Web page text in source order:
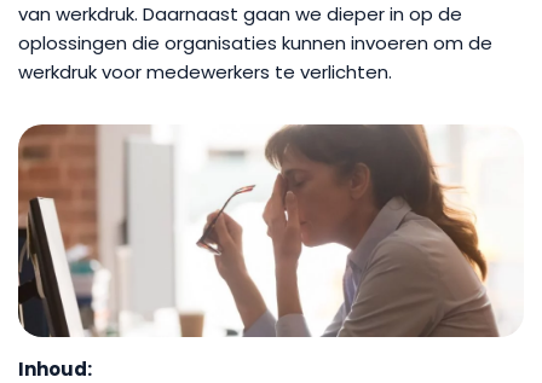
van werkdruk. Daarnaast gaan we dieper in op de
oplossingen die organisaties kunnen invoeren om de
werkdruk voor medewerkers te verlichten.
Inhoud: